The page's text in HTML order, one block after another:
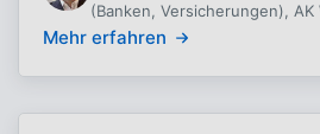
(Banken, Versicherungen), AK
Mehr erfahren